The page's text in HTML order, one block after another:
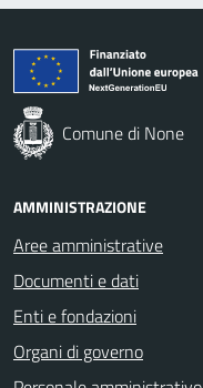
Comune di None
AMMINISTRAZIONE
Aree amministrative
Documenti e dati
Enti e fondazioni
Organi di governo